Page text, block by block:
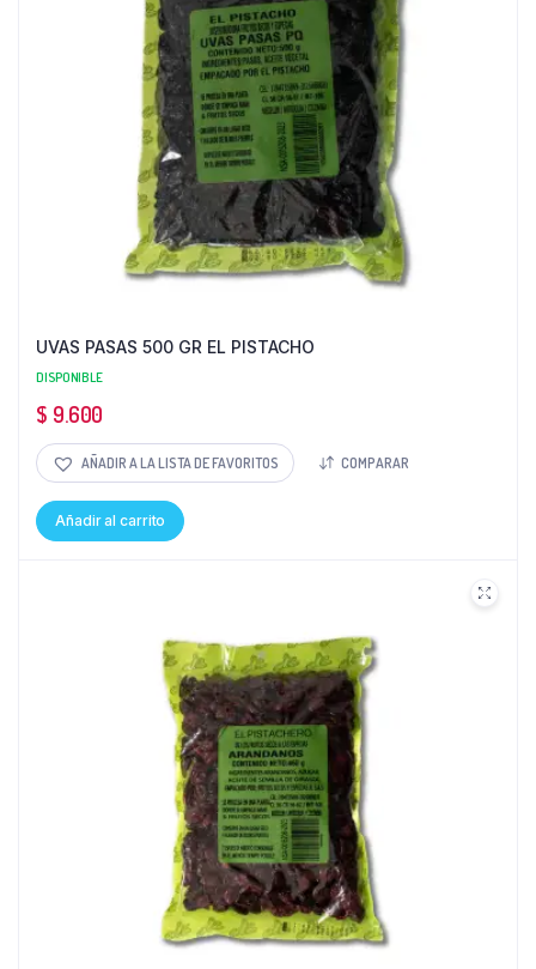
UVAS PASAS 500 GR EL PISTACHO
DISPONIBLE
$ 9.600
AÑADIR A LA LISTA DE FAVORITOS COMPARAR
Añadir al carrito